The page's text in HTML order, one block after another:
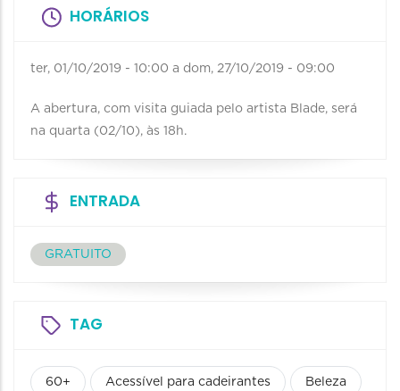
HORÁRIOS
ter, 01/10/2019 - 10:00 a dom, 27/10/2019 - 09:00
A abertura, com visita guiada pelo artista Blade, será
na quarta (02/10), às 18h.
ENTRADA
GRATUITO
TAG
60+ Acessível para cadeirantes Beleza